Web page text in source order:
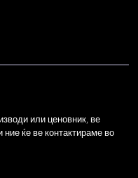
или ценовник, ве
ќе ве контактираме во